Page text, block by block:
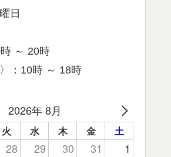
日
時 ～ 20時
：10時 ～ 18時
2026年 8月
火 水 木 金 土
28 29 30 31 1